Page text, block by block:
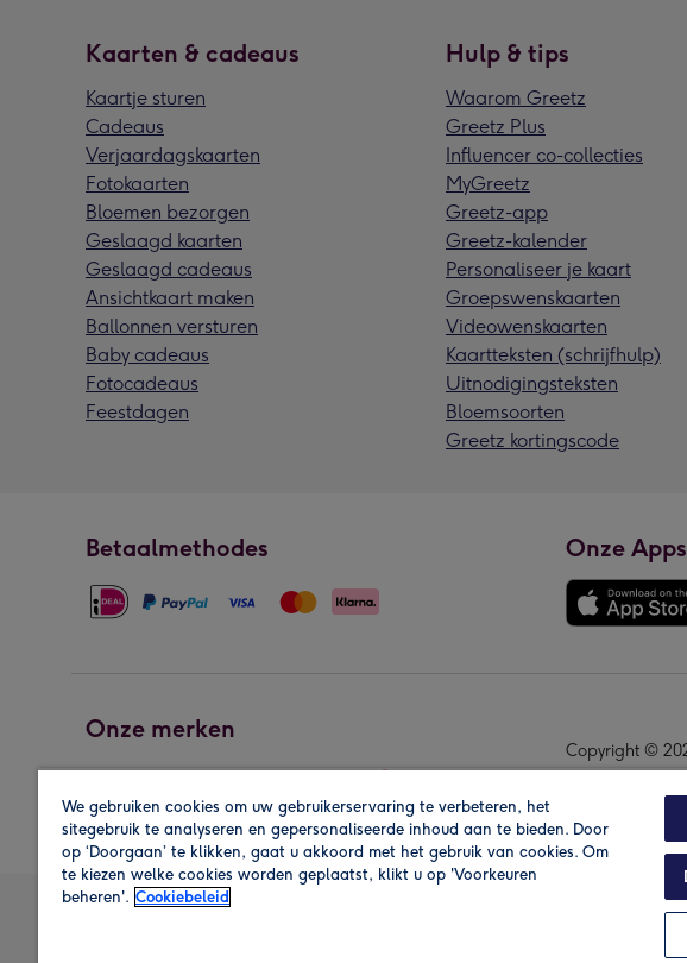
Kaarten & cadeaus
Kaartje sturen
Cadeaus
Verjaardagskaarten
Fotokaarten
Bloemen bezorgen
Geslaagd kaarten
Geslaagd cadeaus
Ansichtkaart maken
Ballonnen versturen
Baby cadeaus
Fotocadeaus
Feestdagen
Hulp & tips
Waarom Greetz
Greetz Plus
Influencer co-collecties
MyGreetz
Greetz-app
Greetz-kalender
Personaliseer je kaart
Groepswenskaarten
Videowenskaarten
Kaartteksten (schrijfhulp)
Uitnodigingsteksten
Bloemsoorten
Greetz kortingscode
Betaalmethodes Onze Apps
Onze merken
Copyright ©
Alle prijzen zijn
We gebruiken cookies om uw gebruikerservaring te verbeteren, het
sitegebruik te analyseren en gepersonaliseerde inhoud aan te bieden. Door
op ‘Doorgaan’ te klikken, gaat u akkoord met het gebruik van cookies. Om
te kiezen welke cookies worden geplaatst, klikt u op 'Voorkeuren
beheren'. Cookiebeleid